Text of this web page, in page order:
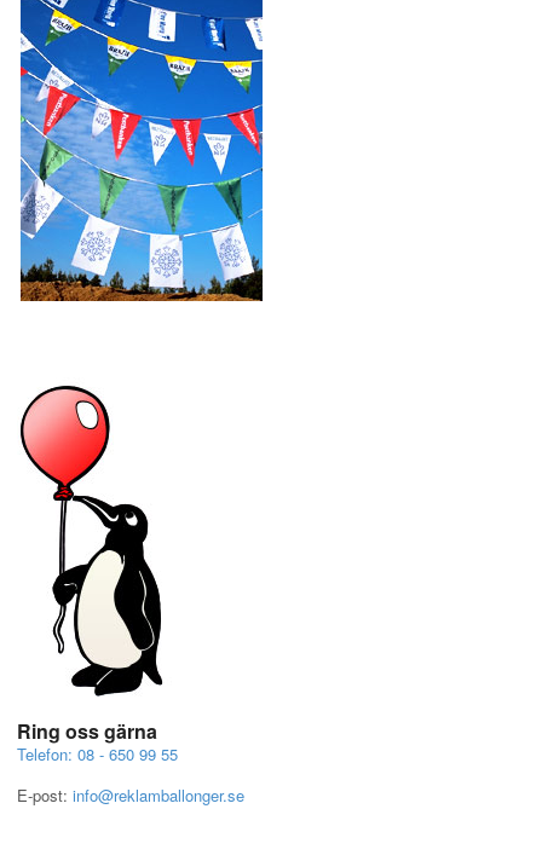
Ring oss gärna
Telefon: 08 - 650 99 55
E-post: info@reklamballonger.se